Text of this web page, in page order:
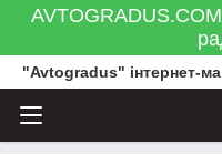
"Avtogradus" інтернет-